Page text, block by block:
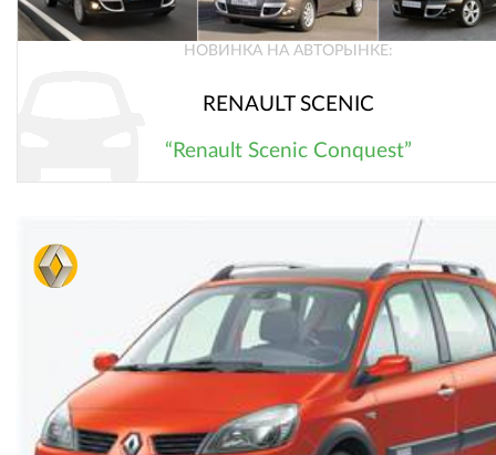
НОВИНКА НА АВТОРЫНКЕ:
RENAULT SCENIC
“Renault Scenic Conquest”